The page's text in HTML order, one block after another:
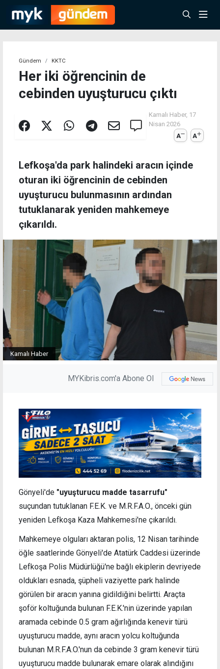
Gündem KKTC
Her iki öğrencinin de
cebinden uyuşturucu çıktı
Kamalı Haber, 17
Nisan 2026
A
A
Lefkoşa'da park halindeki aracın içinde
oturan iki öğrencinin de cebinden
uyuşturucu bulunmasının ardından
tutuklanarak yeniden mahkemeye
çıkarıldı.
Kamalı Haber
MYKibris.com'a Abone Ol
Gönyeli'de "uyuşturucu madde tasarrufu"
suçundan tutuklanan F.E.K. ve M.R.F.A.O., önceki gün
yeniden Lefkoşa Kaza Mahkemesi'ne çıkarıldı.
Mahkemeye olguları aktaran polis, 12 Nisan tarihinde
öğle saatlerinde Gönyeli'de Atatürk Caddesi üzerinde
Lefkoşa Polis Müdürlüğü'ne bağlı ekiplerin devriyede
oldukları esnada, şüpheli vaziyette park halinde
görülen bir aracın yanına gidildiğini belirtti. Araçta
şoför koltuğunda bulunan F.E.K.'nin üzerinde yapılan
aramada cebinde 0.5 gram ağırlığında kenevir türü
uyuşturucu madde, aynı aracın yolcu koltuğunda
bulunan M.R.F.A.O.'nun da cebinde 3 gram kenevir türü
uyuşturucu madde bulunarak emare olarak alındığını